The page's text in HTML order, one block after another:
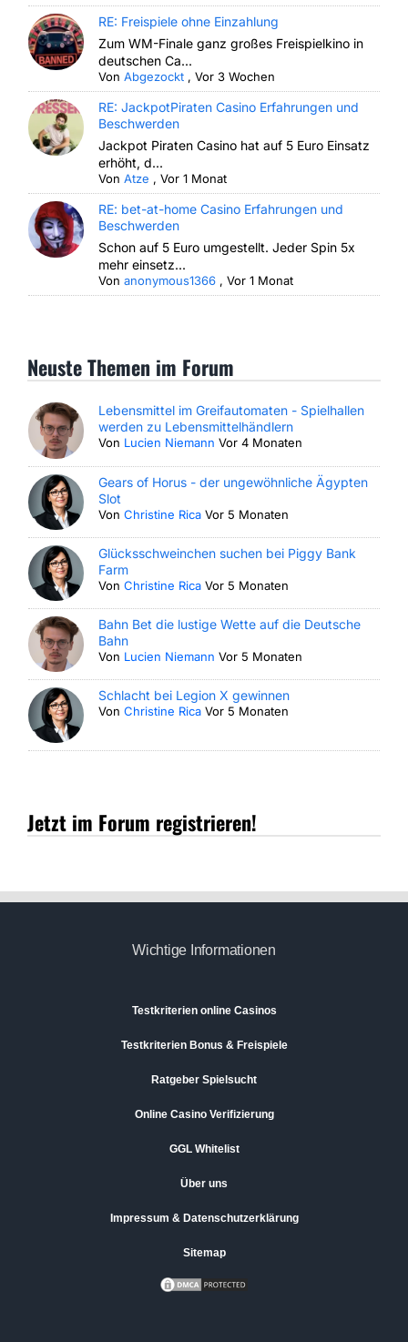
RE: Freispiele ohne Einzahlung
Zum WM-Finale ganz großes Freispielkino in
deutschen Ca...
VonAbgezockt ,Vor 3 Wochen
RE: JackpotPiraten Casino Erfahrungen und
Beschwerden
Jackpot Piraten Casino hat auf 5 Euro Einsatz
erhöht, d...
VonAtze ,Vor 1 Monat
RE: bet-at-home Casino Erfahrungen und
Beschwerden
Schon auf 5 Euro umgestellt. Jeder Spin 5x
mehr einsetz...
Vonanonymous1366 ,Vor 1 Monat
Neuste Themen im Forum
Lebensmittel im Greifautomaten - Spielhallen
werden zu Lebensmittelhändlern
Von Lucien Niemann Vor 4 Monaten
Gears of Horus - der ungewöhnliche Ägypten
Slot
VonChristine Rica Vor 5 Monaten
Glücksschweinchen suchen bei Piggy Bank
Farm
VonChristine Rica Vor 5 Monaten
Bahn Bet die lustige Wette auf die Deutsche
Bahn
Von Lucien Niemann Vor 5 Monaten
Schlacht bei Legion X gewinnen
VonChristine Rica Vor 5 Monaten
Jetzt im Forum registrieren!
Wichtige Informationen
Testkriterien online Casinos
Testkriterien Bonus & Freispiele
Ratgeber Spielsucht
Online Casino Verifizierung
GGL Whitelist
Über uns
Impressum & Datenschutzerklärung
Sitemap